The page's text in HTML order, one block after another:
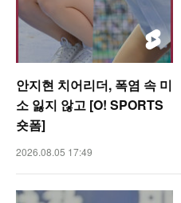
안지현 치어리더, 폭염 속 미
소 잃지 않고 [O! SPORTS
숏폼]
2026.08.05 17:49